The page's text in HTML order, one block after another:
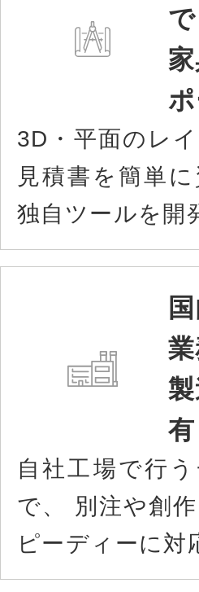
で
3D・平面のレ
見積書を簡単
独自ツールを開
有
自社工場で行
で、 別注や創
ピーディーに対